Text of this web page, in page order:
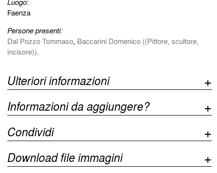
Faenza
Persone presenti:
Dal Pozzo Tommaso, Baccarini Domenico ((Pittore, scultore,
incisore)).
Ulteriori informazioni
Informazioni da aggiungere?
Condividi
Download file immagini